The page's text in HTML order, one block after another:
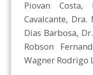
Piovan
Cavalcante,
Dias Barbosa,
Robson
Wagner Rodrigo